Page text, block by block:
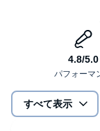
●どのようなスケ
●どのような問題集
●家族の生活を犠
ーーー（「はじめ
本タイトルには付
PCサイトのライブ
すべて表示